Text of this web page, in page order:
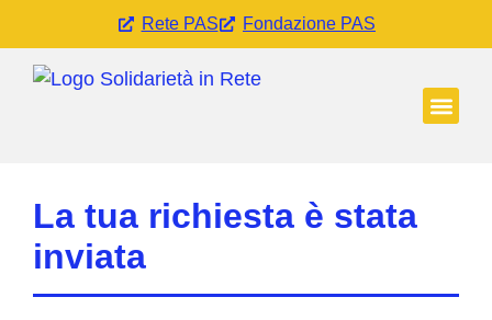
Rete PAS Fondazione PAS
La tua richiesta è stata
inviata